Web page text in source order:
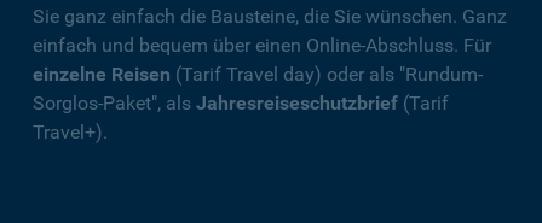
Sie ganz einfach die Bausteine, die Sie wünschen. Ganz
einfach und bequem über einen Online-Abschluss. Für
einzelne Reisen (Tarif Travel day) oder als "Rundum-
Sorglos-Paket", als Jahresreiseschutzbrief (Tarif
Travel+).